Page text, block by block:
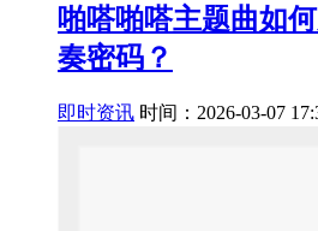
啪嗒啪嗒主题曲如
奏密码？
即时资讯 时间：2026-03-07